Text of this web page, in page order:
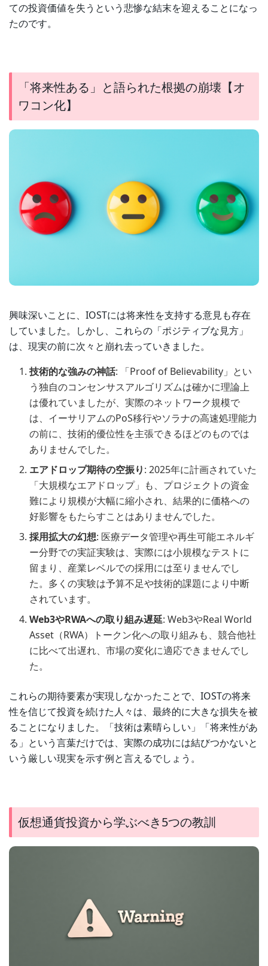
ての投資価値を失うという悲惨な結末を迎えることになっ
たのです。
「将来性ある」と語られた根拠の崩壊【オ
ワコン化】
興味深いことに、IOSTには将来性を支持する意見も存在
していました。しかし、これらの「ポジティブな見方」
は、現実の前に次々と崩れ去っていきました。
技術的な強みの神話: 「Proof of Believability」とい
う独自のコンセンサスアルゴリズムは確かに理論上
は優れていましたが、実際のネットワーク規模で
は、イーサリアムのPoS移行やソラナの高速処理能力
の前に、技術的優位性を主張できるほどのものでは
ありませんでした。
エアドロップ期待の空振り: 2025年に計画されていた
「大規模なエアドロップ」も、プロジェクトの資金
難により規模が大幅に縮小され、結果的に価格への
好影響をもたらすことはありませんでした。
採用拡大の幻想: 医療データ管理や再生可能エネルギ
ー分野での実証実験は、実際には小規模なテストに
留まり、産業レベルでの採用には至りませんでし
た。多くの実験は予算不足や技術的課題により中断
されています。
Web3やRWAへの取り組み遅延: Web3やReal World
Asset（RWA）トークン化への取り組みも、競合他社
に比べて出遅れ、市場の変化に適応できませんでし
た。
これらの期待要素が実現しなかったことで、IOSTの将来
性を信じて投資を続けた人々は、最終的に大きな損失を被
ることになりました。「技術は素晴らしい」「将来性があ
る」という言葉だけでは、実際の成功には結びつかないと
いう厳しい現実を示す例と言えるでしょう。
仮想通貨投資から学ぶべき5つの教訓